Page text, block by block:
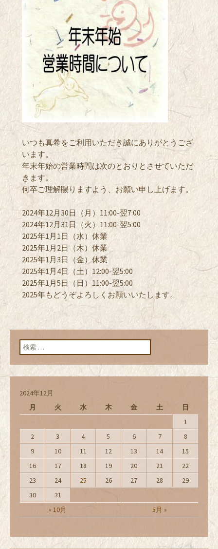
いつも真希をご利用いただき誠にありがとうござ
います。
年末年始の営業時間は次のとおりとさせていただ
きます。
何卒ご理解賜りますよう、お願い申し上げます。
2024年12月30日（月）11:00-翌7:00
2024年12月31日（火）11:00-翌5:00
2025年1月1日（水）休業
2025年1月2日（木）休業
2025年1月3日（金）休業
2025年1月4日（土）12:00-翌5:00
2025年1月5日（日）11:00-翌5:00
2025年もどうぞよろしくお願いいたします。
検索:
2024年12月
月
火 水 木 金 土 日
« 10月 5月 »
1
2
3 4 5 6 7
8
9
10 11 12 13 14
15
16
17 18 19 20 21
22
23
24 25 26 27 28
29
30
31